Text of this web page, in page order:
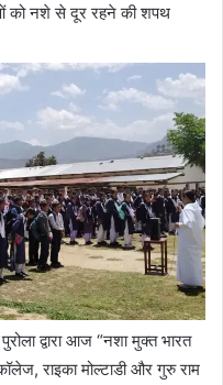
को नशे से दूर रहने की शपथ
पुरोला द्वारा आज “नशा मुक्त भारत
राइका मोल्टाडी और गुरु राम